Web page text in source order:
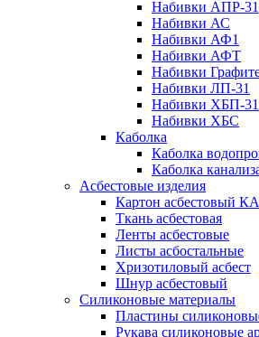
Набивки АПР-31
Набивки АС
Набивки АФ1
Набивки АФТ
Набивки
Набивки ЛП-31
Набивки ХБП-31
Набивки ХБС
Каболка
Каболка
Каболка
Асбестовые изделия
Картон асбестовый
Ткань асбестовая
Ленты асбестовые
Листы асбостальные
Хризотиловый асбеcт
Шнур асбестовый
Силиконовые материалы
Пластины
Рукава силиконовые